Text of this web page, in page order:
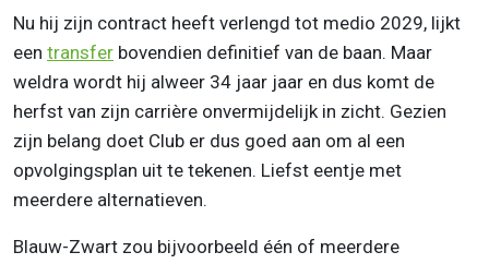
Nu hij zijn contract heeft verlengd tot medio 2029, lijkt
een transfer bovendien definitief van de baan. Maar
weldra wordt hij alweer 34 jaar jaar en dus komt de
herfst van zijn carrière onvermijdelijk in zicht. Gezien
zijn belang doet Club er dus goed aan om al een
opvolgingsplan uit te tekenen. Liefst eentje met
meerdere alternatieven.
Blauw-Zwart zou bijvoorbeeld één of meerdere